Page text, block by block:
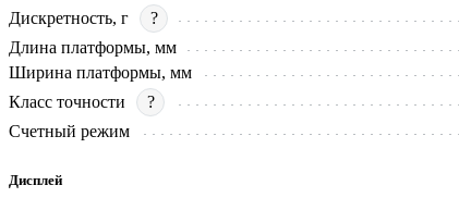
Дискретность, г
?
Длина платформы, мм
Ширина платформы, мм
Класс точности
?
Счетный режим
Дисплей